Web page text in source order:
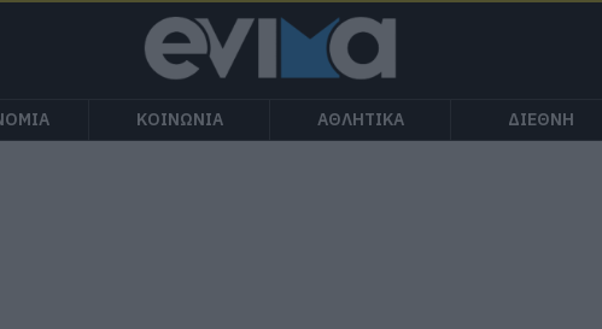
ΚΟΙΝΩΝΙΑ ΑΘΛΗΤΙΚΑ ΔΙΕΘΝΗ